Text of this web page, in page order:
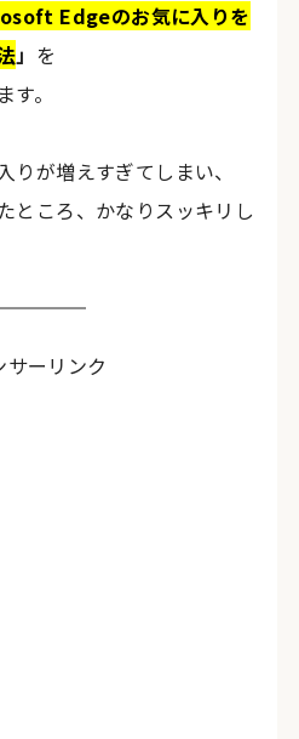
Edgeのお気に入りを
」 を
。
が増えすぎてしまい、
ところ、かなりスッキリし
サーリンク